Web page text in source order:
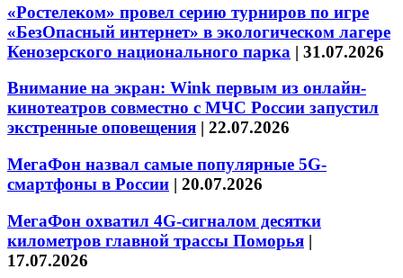
«Ростелеком» провел серию турниров по игре
«БезОпасный интернет» в экологическом лагере
Кенозерского национального парка | 31.07.2026
Внимание на экран: Wink первым из онлайн-
кинотеатров совместно с МЧС России запустил
экстренные оповещения | 22.07.2026
МегаФон назвал самые популярные 5G-
смартфоны в России | 20.07.2026
МегаФон охватил 4G-сигналом десятки
километров главной трассы Поморья |
17.07.2026